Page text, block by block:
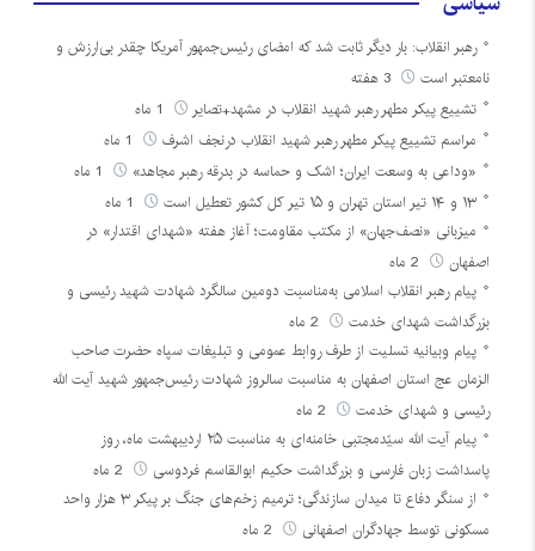
رهبر انقلاب: بار دیگر ثابت شد که امضای رئیس‌جمهور آمریکا چقدر بی‌ارزش و
نامعتبر است
3 هفته
تشییع پیکر مطهر رهبر شهید انقلاب در مشهد+تصایر
مراسم تشییع پیکر مطهر رهبر شهید انقلاب درنجف اشرف
«وداعی به وسعت ایران؛ اشک و حماسه در بدرقه رهبر مجاهد»
۱۳ و ۱۴ تیر استان تهران و ۱۵ تیر کل کشور تعطیل است
میزبانی «نصف‌جهان» از مکتب مقاومت؛ آغاز هفته «شهدای اقتدار» در
اصفهان
پیام رهبر انقلاب اسلامی به‌مناسبت دومین سالگرد شهادت شهید رئیسی و
بزرگداشت شهدای خدمت
پیام وبیانیه تسلیت از طرف روابط عمومی و تبلیغات سپاه حضرت صاحب
الزمان عج استان اصفهان به مناسبت سالروز شهادت رئیس‌جمهور شهید آیت الله
رئیسی و شهدای خدمت
پیام آیت الله سیّدمجتبی خامنه‌ای به مناسبت ۲۵ اردیبهشت ماه، روز
پاسداشت زبان فارسی و بزرگداشت حکیم ابوالقاسم فردوسی
از سنگر دفاع تا میدان سازندگی؛ ترمیم زخم‌های جنگ بر پیکر ۳ هزار واحد
مسکونی توسط جهادگران اصفهانی